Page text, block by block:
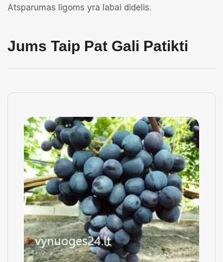
Atsparumas ligoms yra labai didelis.
Jums Taip Pat Gali Patikti